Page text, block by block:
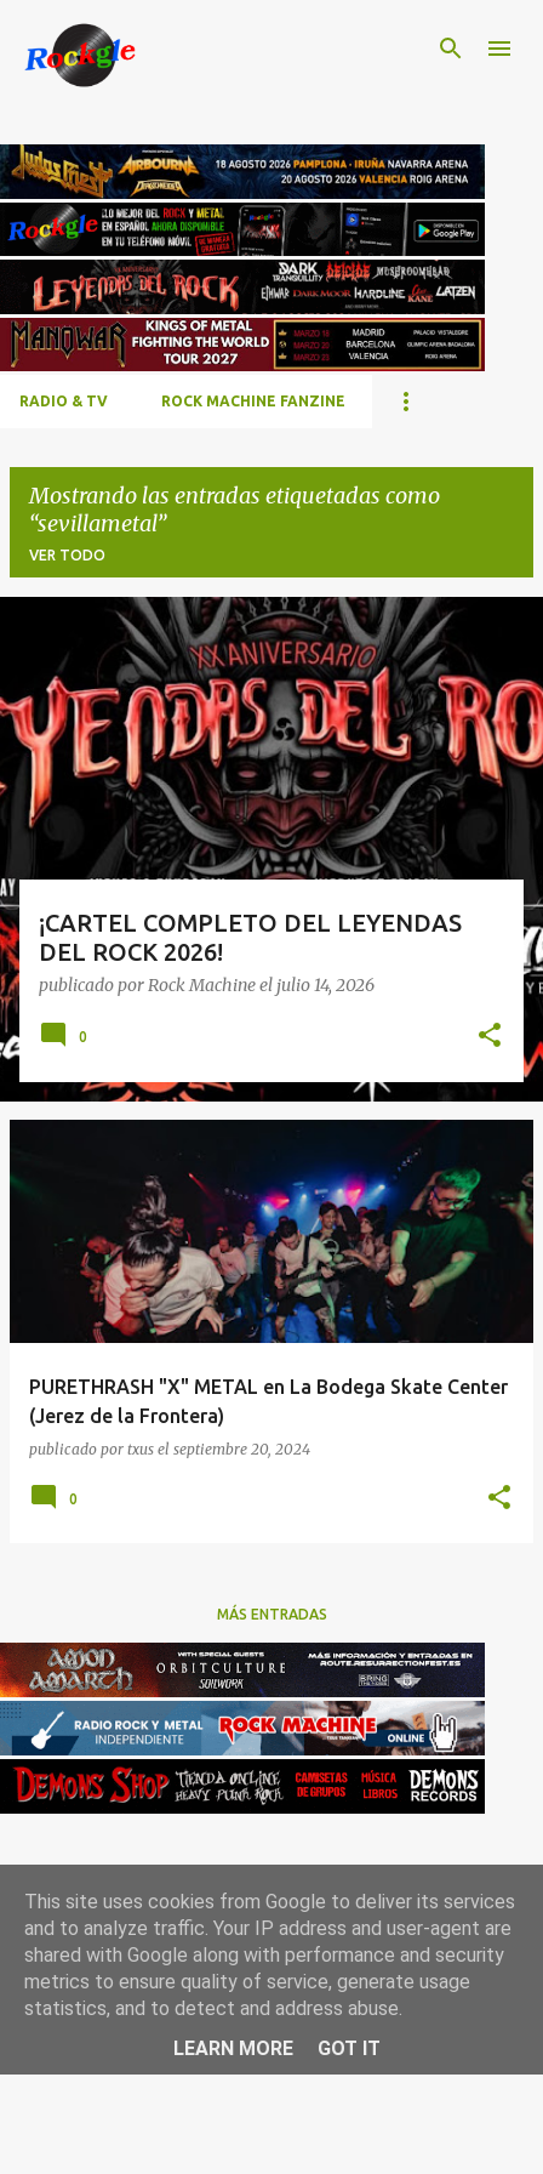
RADIO & TV ROCK MACHINE FANZINE
Mostrando las entradas etiquetadas como
sevillametal
VER TODO
t
a
d
s
¡CARTEL COMPLETO DEL LEYENDAS
DEL ROCK 2026!
publicado porRock Machineel julio 14, 2026
0
PURETHRASH "X" METAL en La Bodega Skate Center
(Jerez de la Frontera)
publicado por txus el septiembre 20, 2024
0
MÁS ENTRADAS
Con la tecnología de Blogger
Rockgle.es 2010-2025
This site uses cookies from Google to deliver its services
and to analyze traffic. Your IP address and user-agent are
shared with Google along with performance and security
metrics to ensure quality of service, generate usage
statistics, and to detect and address abuse.
LEARN MORE
GOT IT